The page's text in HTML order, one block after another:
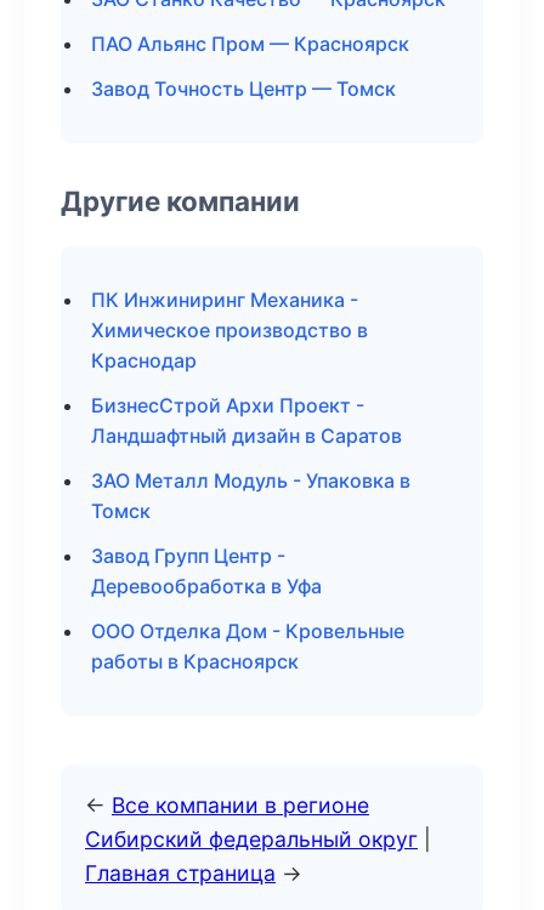
ПАО Альянс Пром — Красноярск
Завод Точность Центр — Томск
Другие компании
ПК Инжиниринг Механика -
Химическое производство в
Краснодар
БизнесСтрой Архи Проект -
Ландшафтный дизайн в Саратов
ЗАО Металл Модуль - Упаковка в
Томск
Завод Групп Центр -
Деревообработка в Уфа
ООО Отделка Дом - Кровельные
работы в Красноярск
← Все компании в регионе
Сибирский федеральный округ
Главная страница →